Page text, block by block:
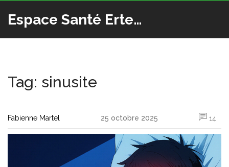
Espace Santé Ertedis
Tag: sinusite
Fabienne Martel 25 octobre 2025 14